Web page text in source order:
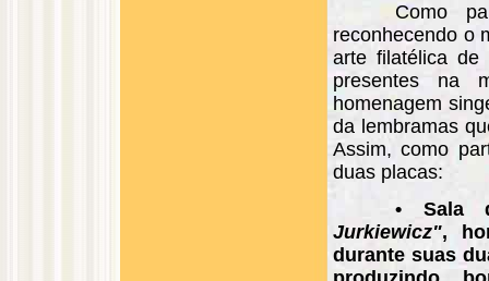
Como
reconhecendo o
arte filatélica de
presentes na
homenagem
da lembramas
Assim, como
duas placas:
• Sala
Jurkiewicz",
durante suas